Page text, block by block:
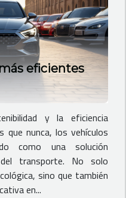
eficientes
y la eficiencia
que nunca, los vehículos
como una solución
transporte. No solo
sino que también
en...